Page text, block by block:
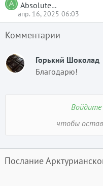
Absolutera.ru
апр. 16, 2025 06:03
Комментарии
Горький Шоколад
Благодарю!
Войдите
чтобы
Послание